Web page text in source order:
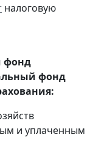
налоговую
фонд
фонд
и уплаченным